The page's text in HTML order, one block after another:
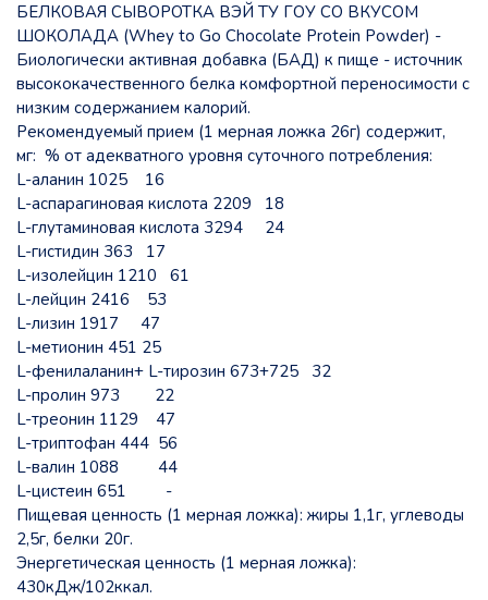
БЕЛКОВАЯ СЫВОРОТКА ВЭЙ ТУ ГОУ СО ВКУСОМ
ШОКОЛАДА (Whey to Go Chocolate Protein Powder) -
Биологически активная добавка (БАД) к пище - источник
высококачественного белка комфортной переносимости с
низким содержанием калорий.
Рекомендуемый прием (1 мерная ложка 26г) содержит,
мг: % от адекватного уровня суточного потребления:
L-аланин 1025 16
L-аспарагиновая кислота 2209 18
L-глутаминовая кислота 3294 24
L-гистидин 363 17
L-изолейцин 1210 61
L-лейцин 2416 53
L-лизин 1917 47
L-метионин 451 25
L-фенилаланин+ L-тирозин 673+725 32
L-пролин 973 22
L-треонин 1129 47
L-триптофан 444 56
L-валин 1088 44
L-цистеин 651 -
Пищевая ценность (1 мерная ложка): жиры 1,1г, углеводы
2,5г, белки 20г.
Энергетическая ценность (1 мерная ложка):
430кДж/102ккал.